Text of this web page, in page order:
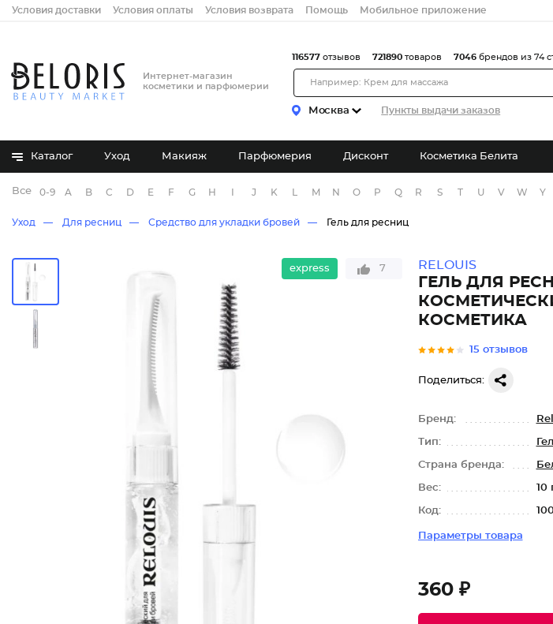
Условия доставки Условия оплаты Условия возврата Помощь Мобильное приложение
Интернет-магазин
косметики и парфюмерии
Москва Пункты выдачи заказов
116577 отзывов 721890 товаров 7046 брендов из 74
Каталог Уход Макияж Парфюмерия Дисконт Косметика Белита
Все бренды
0-9 A B C D E F G H J K M N O P Q R S T U V W Y
Уход Для ресниц Средство для укладки бровей Гель для ресниц
express 7 RELOUIS
ГЕЛЬ ДЛЯ
КОСМЕТИКА
15 отзывов
Поделиться:
Бренд:
Тип:
Страна бренда:
Вес: 10
Код:
Параметры товара
360 ₽